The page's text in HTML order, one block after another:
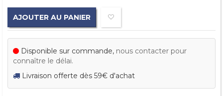
AJOUTER AU PANIER
Disponible sur commande, nous contacter pour
connaître le délai.
Livraison offerte dès 59€ d'achat